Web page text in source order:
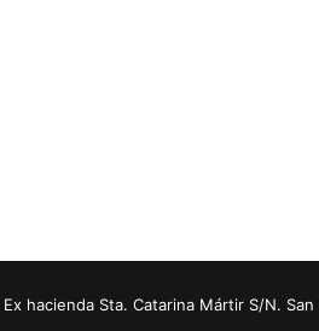
hacienda Sta. Catarina Mártir S/N.